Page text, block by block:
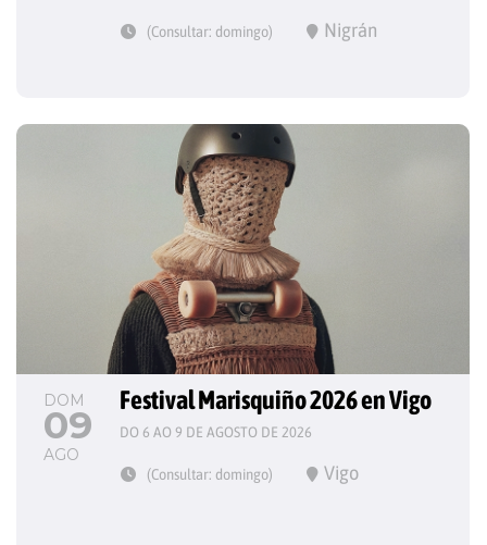
(Consultar: domingo) Nigrán
DOM
09
AGO
Festival Marisquiño 2026 en Vigo
DO 6 AO 9 DE AGOSTO DE 2026
(Consultar: domingo) Vigo